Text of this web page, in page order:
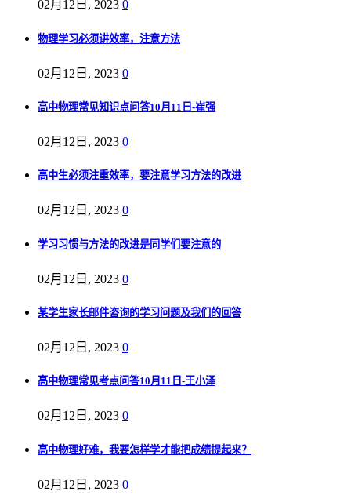
02月12日, 2023 0
物理学习必须讲效率，注意方法
02月12日, 2023 0
高中物理常见知识点问答10月11日-崔强
02月12日, 2023 0
高中生必须注重效率，要注意学习方法的改进
02月12日, 2023 0
学习习惯与方法的改进是同学们要注意的
02月12日, 2023 0
某学生家长邮件咨询的学习问题及我们的回答
02月12日, 2023 0
高中物理常见考点问答10月11日-王小泽
02月12日, 2023 0
高中物理好难，我要怎样学才能把成绩提起来？
02月12日, 2023 0